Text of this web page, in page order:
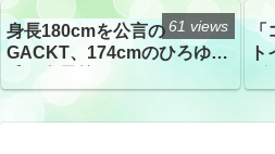
身長180cmを公言の
GACKT、174cmのひろゆき
トざわつき イベントでの写
真が話題
61 views